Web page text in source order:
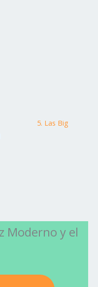
5. Las Big
Moderno y el